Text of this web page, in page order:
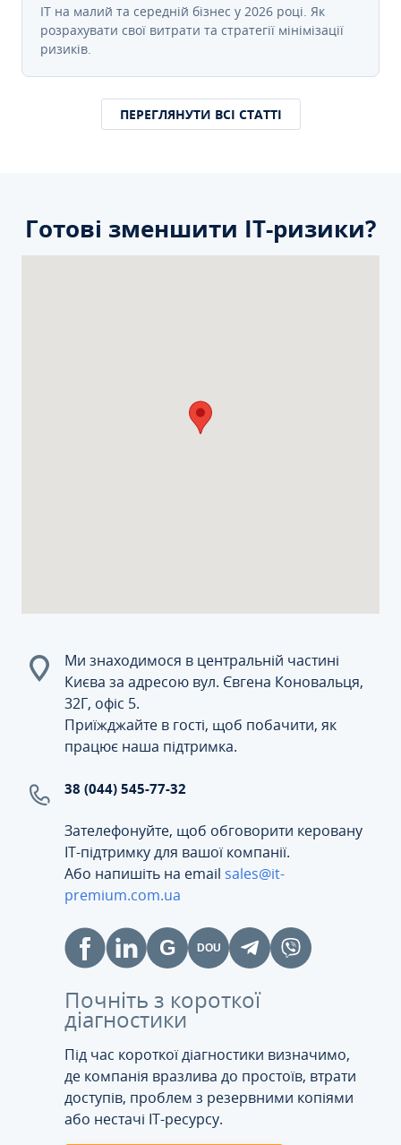
IT на малий та середній бізнес у 2026 році. Як
розрахувати свої витрати та стратегії мінімізації
ризиків.
ПЕРЕГЛЯНУТИ ВСІ СТАТТІ
Готові зменшити ІТ-ризики?
Ми знаходимося в центральній частині
Києва за адресою вул. Євгена Коновальця,
32Г, офіс 5.
Приїжджайте в гості, щоб побачити, як
працює наша підтримка.
38 (044) 545-77-32
Зателефонуйте, щоб обговорити керовану
ІТ-підтримку для вашої компанії.
Або напишіть на email sales@it-
premium.com.ua
Почніть з короткої
діагностики
Під час короткої діагностики визначимо,
де компанія вразлива до простоїв, втрати
доступів, проблем з резервними копіями
або нестачі IT-ресурсу.